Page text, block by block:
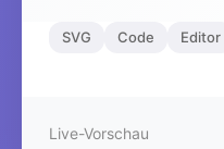
SVG Code Editor
Live-Vorschau